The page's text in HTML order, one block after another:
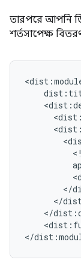
তারপরে আপনি
শর্তসাপেক্ষ